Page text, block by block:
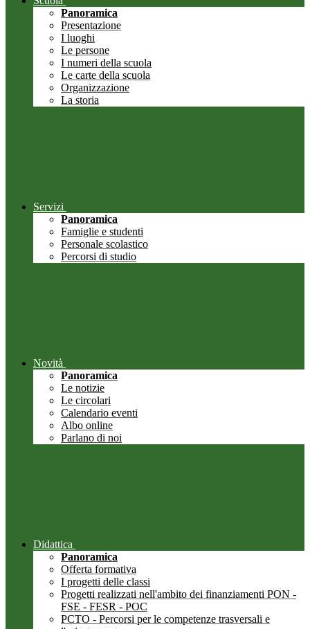
Panoramica
Presentazione
I luoghi
Le persone
I numeri della scuola
Le carte della scuola
Organizzazione
La storia
Servizi
Panoramica
Famiglie e studenti
Personale scolastico
Percorsi di studio
Novità
Panoramica
Le notizie
Le circolari
Calendario eventi
Albo online
Parlano di noi
Didattica
Panoramica
Offerta formativa
I progetti delle classi
Progetti realizzati nell'ambito dei finanziamenti PON -
FSE - FESR - POC
PCTO - Percorsi per le competenze trasversali e